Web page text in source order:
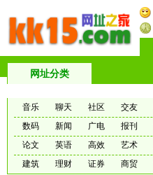
网址分类
音乐 聊天 社区 交友
数码
新闻 广电 报刊
论文
英语 高效 艺术
建筑
理财 证券 商贸